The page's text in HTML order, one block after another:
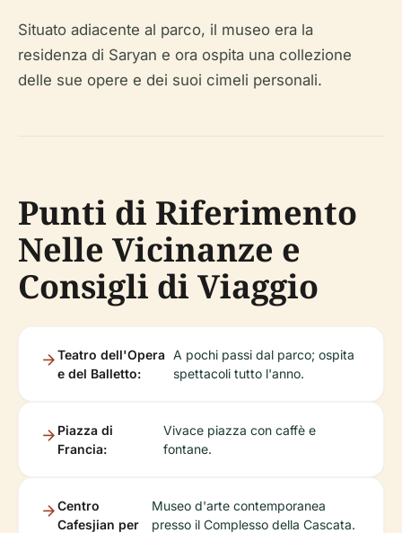
Situato adiacente al parco, il museo era la
residenza di Saryan e ora ospita una collezione
delle sue opere e dei suoi cimeli personali.
Punti di Riferimento
Nelle Vicinanze e
Consigli di Viaggio
Teatro dell'Opera
e del Balletto:
A pochi passi dal parco; ospita
spettacoli tutto l'anno.
Piazza di
Francia:
Vivace piazza con caffè e
fontane.
Centro
Cafesjian per
Museo d'arte contemporanea
presso il Complesso della Cascata.